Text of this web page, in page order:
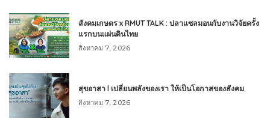
สังคมเกษตร x RMUT TALK : ปลาแซลมอนกับงานวิจัยครั้ง
แรกบนแผ่นดินไทย
สิงหาคม 7, 2026
สุขอาสา l เปลี่ยนพลังของเรา ให้เป็นโอกาสของสังคม
สิงหาคม 7, 2026